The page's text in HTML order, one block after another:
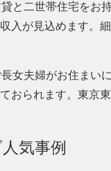
と二世帯住宅をお
入が見込めます。
女夫婦がお住まい
おられます。東京
気事例